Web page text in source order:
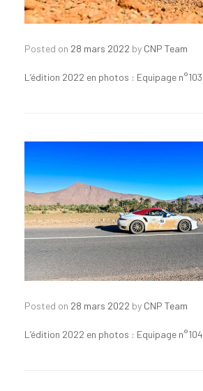
Posted on 28 mars 2022 by CNP Team
L’édition 2022 en photos : Equipage n°103
Posted on 28 mars 2022 by CNP Team
L’édition 2022 en photos : Equipage n°104